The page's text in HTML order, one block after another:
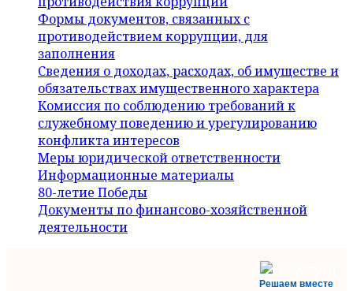
Формы документов, связанных с
противодействием коррупции, для
заполнения
Сведения о доходах, расходах, об имуществе и
обязательствах имущественного характера
Комиссия по соблюдению требований к
служебному поведению и урегулированию
конфликта интересов
Меры юридической ответственности
Информационные материалы
80-летие Победы
Документы по финансово-хозяйственной
деятельности
Решаем вместе